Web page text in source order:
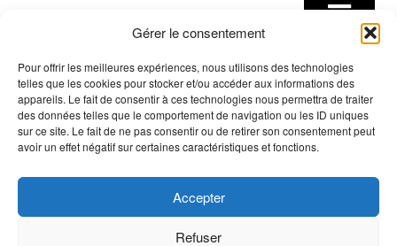
Gérer le consentement
Pour offrir les meilleures expériences, nous utilisons des technologies
telles que les cookies pour stocker et/ou accéder aux informations des
appareils. Le fait de consentir à ces technologies nous permettra de traiter
des données telles que le comportement de navigation ou les ID uniques
sur ce site. Le fait de ne pas consentir ou de retirer son consentement peut
avoir un effet négatif sur certaines caractéristiques et fonctions.
Accepter
Refuser
Home
The Regroupement